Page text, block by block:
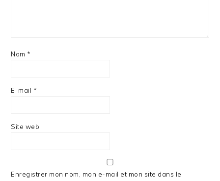
Nom *
E-mail *
Site web
Enregistrer mon nom, mon e-mail et mon site dans le